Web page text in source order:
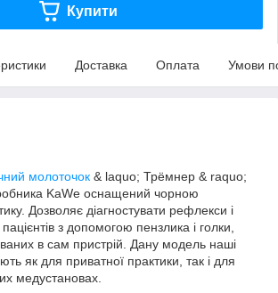
Купити
Доставка Оплата Умови
молоточок & laquo; Трёмнер & raquo;
KaWe оснащений чорною
Дозволяє діагностувати рефлекси і
з допомогою пензлика і голки,
в сам пристрій. Дану модель наші
як для приватної практики, так і для
медустановах.